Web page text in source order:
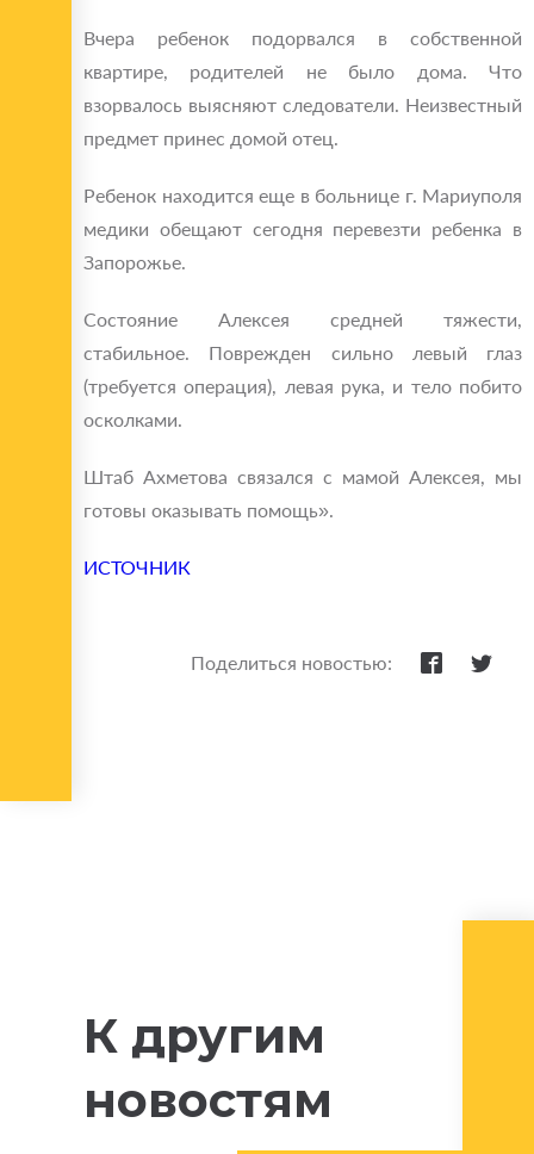
Вчера ребенок подорвался в собственной
квартире, родителей не было дома. Что
взорвалось выясняют следователи. Неизвестный
предмет принес домой отец.
Ребенок находится еще в больнице г. Мариуполя
медики обещают сегодня перевезти ребенка в
Запорожье.
Состояние Алексея средней тяжести,
стабильное. Поврежден сильно левый глаз
(требуется операция), левая рука, и тело побито
осколками.
Штаб Ахметова связался с мамой Алексея, мы
готовы оказывать помощь».
ИСТОЧНИК
Поделиться новостью:
К другим
новостям